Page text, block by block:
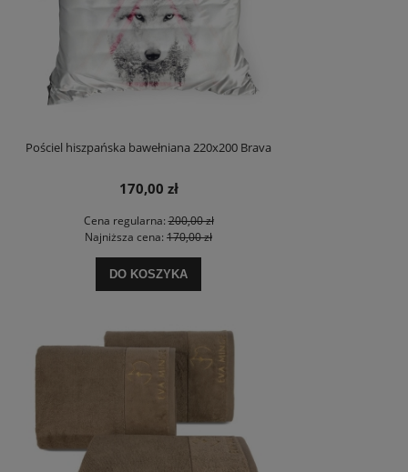
Pościel hiszpańska bawełniana 220x200 Brava
170,00 zł
Cena regularna:200,00 zł
Najniższa cena: 170,00 zł
DO KOSZYKA